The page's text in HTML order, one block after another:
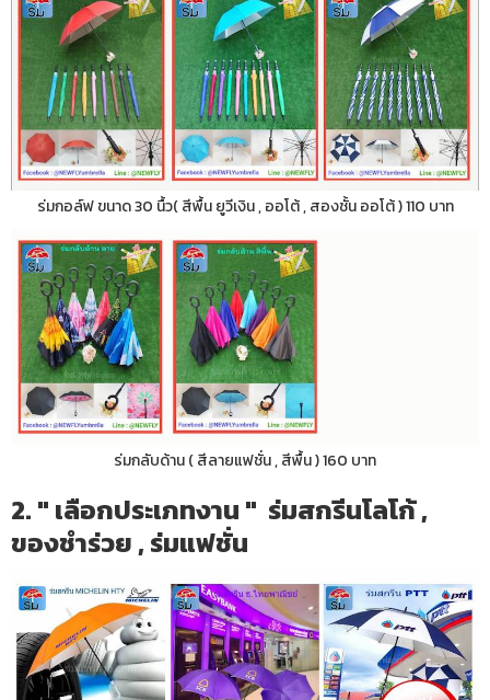
ร่มกอล์ฟ ขนาด 30 นื้ว( สีพื้น ยูวีเงิน , ออโต้ , สองชั้น ออโต้ ) 110 บาท
ร่มกลับด้าน ( สีลายแฟชั่น , สีพื้น ) 160 บาท
2. " เลือกประเภทงาน " ร่มสกรีนโลโก้ ,
ของชำร่วย , ร่มแฟชั่น